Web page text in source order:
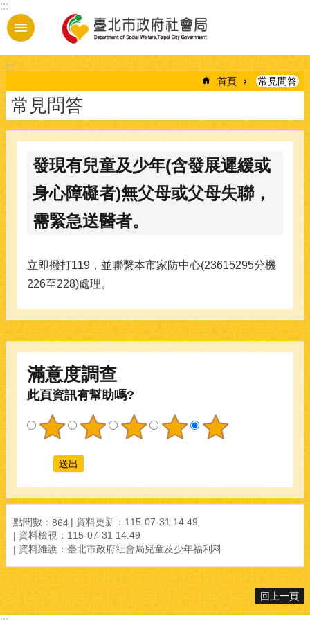
跳到主要內容區塊
:::
:::
首頁 常見問答
常見問答
發現有兒童及少年(含發展遲緩或
身心障礙者)無父母或父母失聯，
需緊急送醫者。
立即撥打119，並聯繫本市家防中心(23615295分機
226至228)處理。
滿意度調查
此頁資訊有幫助嗎?
點閱數： 864
資料更新：115-07-31 14:49
資料檢視：115-07-31 14:49
資料維護：臺北市政府社會局兒童及少年福利科
回上一頁